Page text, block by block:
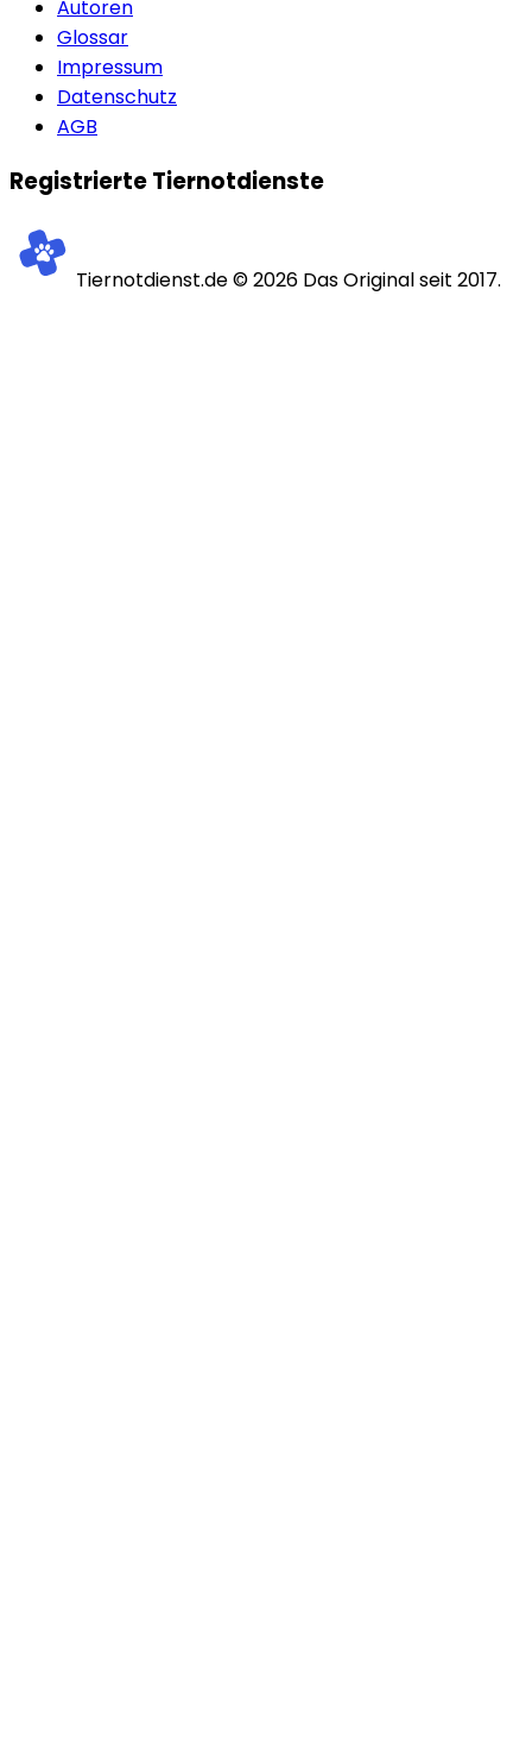
Autoren
Glossar
Impressum
Datenschutz
AGB
Registrierte Tiernotdienste
Tiernotdienst.de ©2026 Das Original seit 2017.